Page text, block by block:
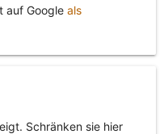
auf Google als
Schränken sie hier